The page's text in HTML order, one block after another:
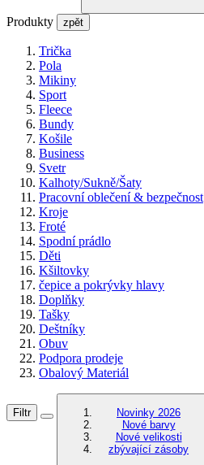
Produkty zpět
Trička
Pola
Mikiny
Sport
Fleece
Bundy
Košile
Business
Svetr
Kalhoty/Sukně/Šaty
Pracovní oblečení & bezpečnost
Kroje
Froté
Spodní prádlo
Děti
Kšiltovky
čepice a pokrývky hlavy
Doplňky
Tašky
Deštníky
Obuv
Podpora prodeje
Obalový Materiál
Filtr
Novinky 2026
Nové barvy
Nové velikosti
zbývající zásoby